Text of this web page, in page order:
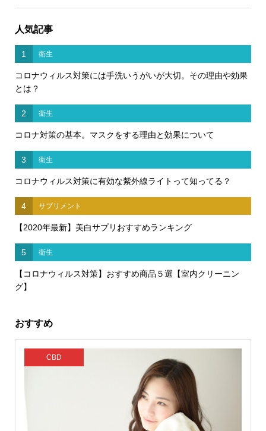
人気記事
1 衛生
コロナウィルス対策には手洗いうがいが大切。その理由や効果
とは？
2 衛生
コロナ対策の基本。マスクをする理由と効果について
3 衛生
コロナウィルス対策に有効な紫外線ライトって知ってる？
4 サプリメント
【2020年最新】美白サプリおすすめランキング
5 衛生
【コロナウィルス対策】おすすめ商品５選【室内クリーニン
グ】
おすすめ
CBD